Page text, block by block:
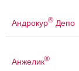
Андрокур® Депо
Анжелик®